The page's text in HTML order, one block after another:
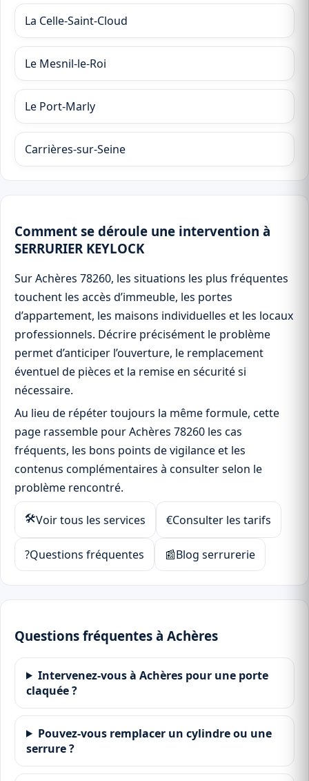
La Celle-Saint-Cloud
Le Mesnil-le-Roi
Le Port-Marly
Carrières-sur-Seine
Comment se déroule une intervention à
SERRURIER KEYLOCK
Sur Achères 78260, les situations les plus fréquentes
touchent les accès d’immeuble, les portes
d’appartement, les maisons individuelles et les locaux
professionnels. Décrire précisément le problème
permet d’anticiper l’ouverture, le remplacement
éventuel de pièces et la remise en sécurité si
nécessaire.
Au lieu de répéter toujours la même formule, cette
page rassemble pour Achères 78260 les cas
fréquents, les bons points de vigilance et les
contenus complémentaires à consulter selon le
problème rencontré.
🛠Voir tous les services €Consulter les tarifs
?Questions fréquentes 📰Blog serrurerie
Questions fréquentes à Achères
Intervenez-vous à Achères pour une porte
claquée ?
Pouvez-vous remplacer un cylindre ou une
serrure ?